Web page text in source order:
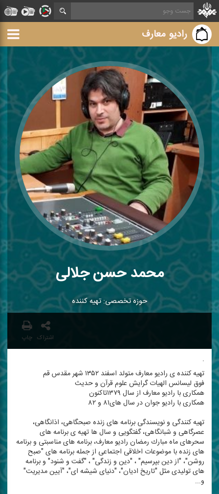
رادیو معارف
محمد حسن جلالی
حوزه تخصصی: تهیه كننده
اشتراک چاپ
.
تهیه كننده ی رادیو معارف متولد اسفند ۱۳۵۲ شهر مقدس قم
فوق لیسانس الهیات گرایش علوم قرآن و حدیث
همكاری با رادیو معارف از سال ۱۳۷۹تاكنون
همكاری با رادیو جوان در سال های۸۱ و ۸۲
تهیه كنندگی و نویسندگی برنامه های زنده صبحگاهی، اذانگاهی،
عصرگاهی و شبانگاهی، گفتگویی و سال ها تهیه ی برنامه های
سحرهای ماه مبارك رمضان رادیو معارف، برنامه های مناسبتی و برنامه
های زنده با موضوعات اخلاقی اجتماعی از جمله برنامه های "صبح
روشن"، "از دین بپرسیم" ، "دین و زندگی" ، "گفت و شنود" و برنامه
های تولیدی مثل "تاریخ ادیان"، "دنیای شیشه ای"، "آیین مدیریت"
و...